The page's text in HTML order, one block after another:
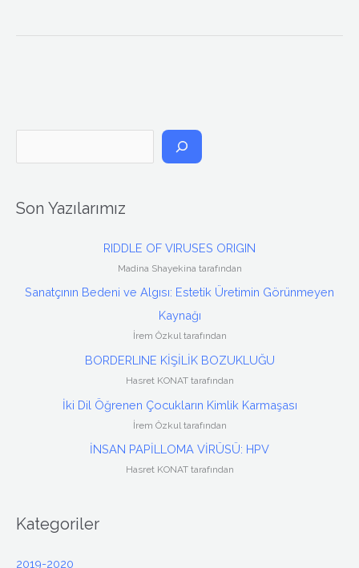
r
Son Yazılarımız
RIDDLE OF VIRUSES ORIGIN
Madina Shayekina tarafından
Sanatçının Bedeni ve Algısı: Estetik Üretimin Görünmeyen
Kaynağı
İrem Özkul tarafından
BORDERLINE KİŞİLİK BOZUKLUĞU
Hasret KONAT tarafından
İki Dil Öğrenen Çocukların Kimlik Karmaşası
İrem Özkul tarafından
İNSAN PAPİLLOMA VİRÜSÜ: HPV
Hasret KONAT tarafından
Kategoriler
2019-2020